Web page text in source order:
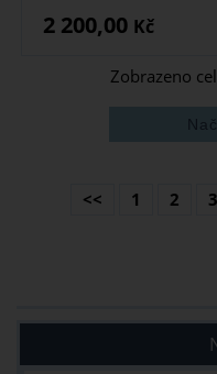
2 200,00 Kč
Zobrazeno
<< 1 2 3